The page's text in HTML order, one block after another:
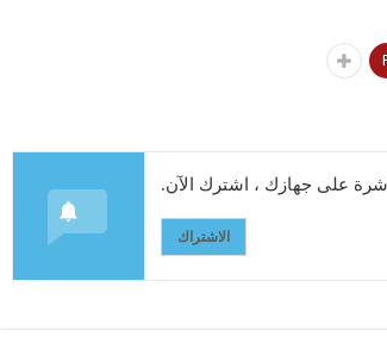
على جهازك ، اشترك الآن.
الاشتراك